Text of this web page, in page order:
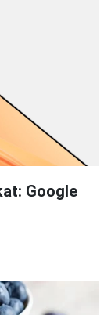
Google